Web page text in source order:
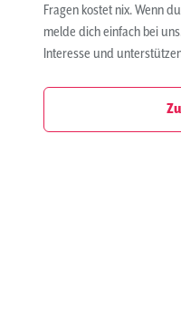
Fragen kostet nix. Wenn
melde dich einfach bei
Interesse und